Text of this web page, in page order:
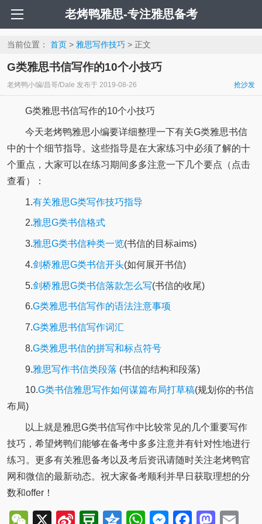
老烤鸭雅思-专注雅思备考
当前位置： 首页> 雅思写作技巧> 正文
G类雅思书信写作的10个小技巧
老烤鸭小编/昌哥/Dale 发布于 2019-08-26 抢沙发
G类雅思书信写作的10个小技巧
今天老烤鸭雅思小编要详细整理一下有关G类雅思书信
中的十个细节指导。这些指导是在大家练习中必须了解的十
个重点，大家可以在练习期间多多注意一下几个要点（点击
查看）：
1.有关雅思G类写作技巧指导
2.雅思G类书信格式
3.雅思G类书信种类一览(书信的目标aims)
4.剑桥雅思G类书信开头(如何展开书信)
5.剑桥雅思G类书信落款怎么写(书信的收尾)
6.G类雅思书信写作的语法注意事项
7.G类雅思书信写作词汇
8.G类雅思书信的拼写和标点符号
9.雅思写作书信类段落 (书信的结构和段落)
10.G类书信雅思写作如何谋篇布局打草稿(规划你的书信
布局)
以上就是雅思G类书信写作中比较常见的几个重要写作
技巧，希望烤鸭们能够在备考中多多注意并有针对性地进行
练习。更多有关雅思备考以及考后资讯请随时关注老烤鸭官
网和微信的最新动态。祝大家备考顺利并早日获取理想的分
数和offer！